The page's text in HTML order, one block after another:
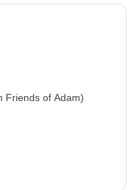
Friends of Adam)